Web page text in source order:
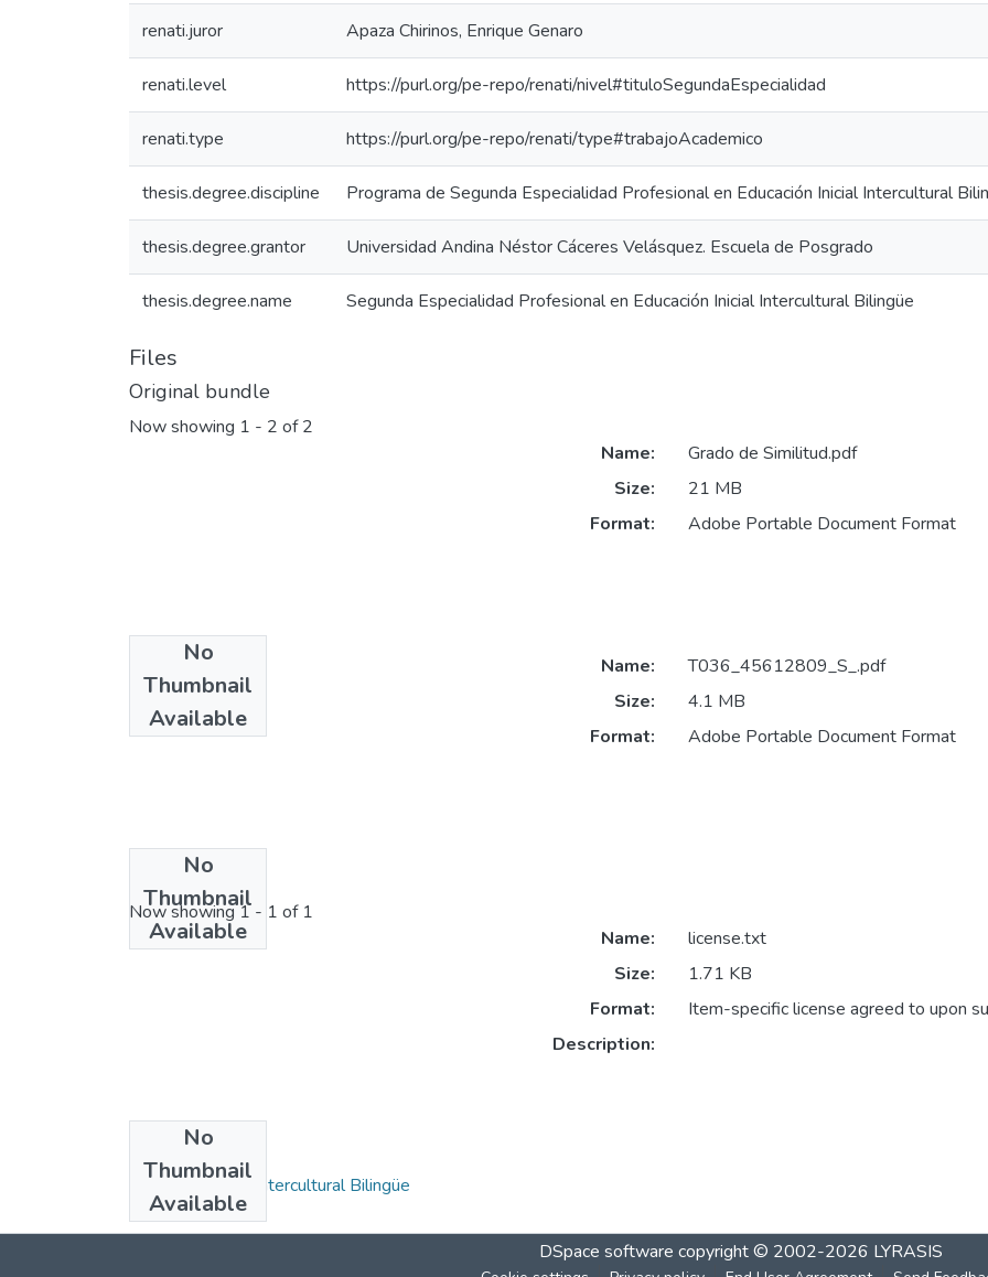
renati.juror Apaza Chirinos, Enrique Genaro
renati.level https://purl.org/pe-repo/renati/nivel#tituloSegundaEspecialidad
renati.type https://purl.org/pe-repo/renati/type#trabajoAcademico
thesis.degree.discipline Programa de Segunda Especialidad Profesional en Educación Inicial Intercultural
thesis.degree.grantor Universidad Andina Néstor Cáceres Velásquez. Escuela de Posgrado
thesis.degree.name Segunda Especialidad Profesional en Educación Inicial Intercultural Bilingüe
Files
Original bundle
Now showing 1 - 2 of 2
No
Thumbnail
Available
Name:
Grado de Similitud.pdf
Size:
21 MB
Format:
Adobe Portable Document Format
No
Thumbnail
Available
Name:
T036_45612809_S_.pdf
Size:
4.1 MB
Format:
Adobe Portable Document Format
License bundle
Now showing1 - 1 of 1
No
Thumbnail
Available
Name:
license.txt
Size:
1.71 KB
Format:
Item-specific license agreed to upon
Description:
Collections
Educación Inicial Intercultural Bilingüe
DSpace software copyright © 2002-2026 LYRASIS